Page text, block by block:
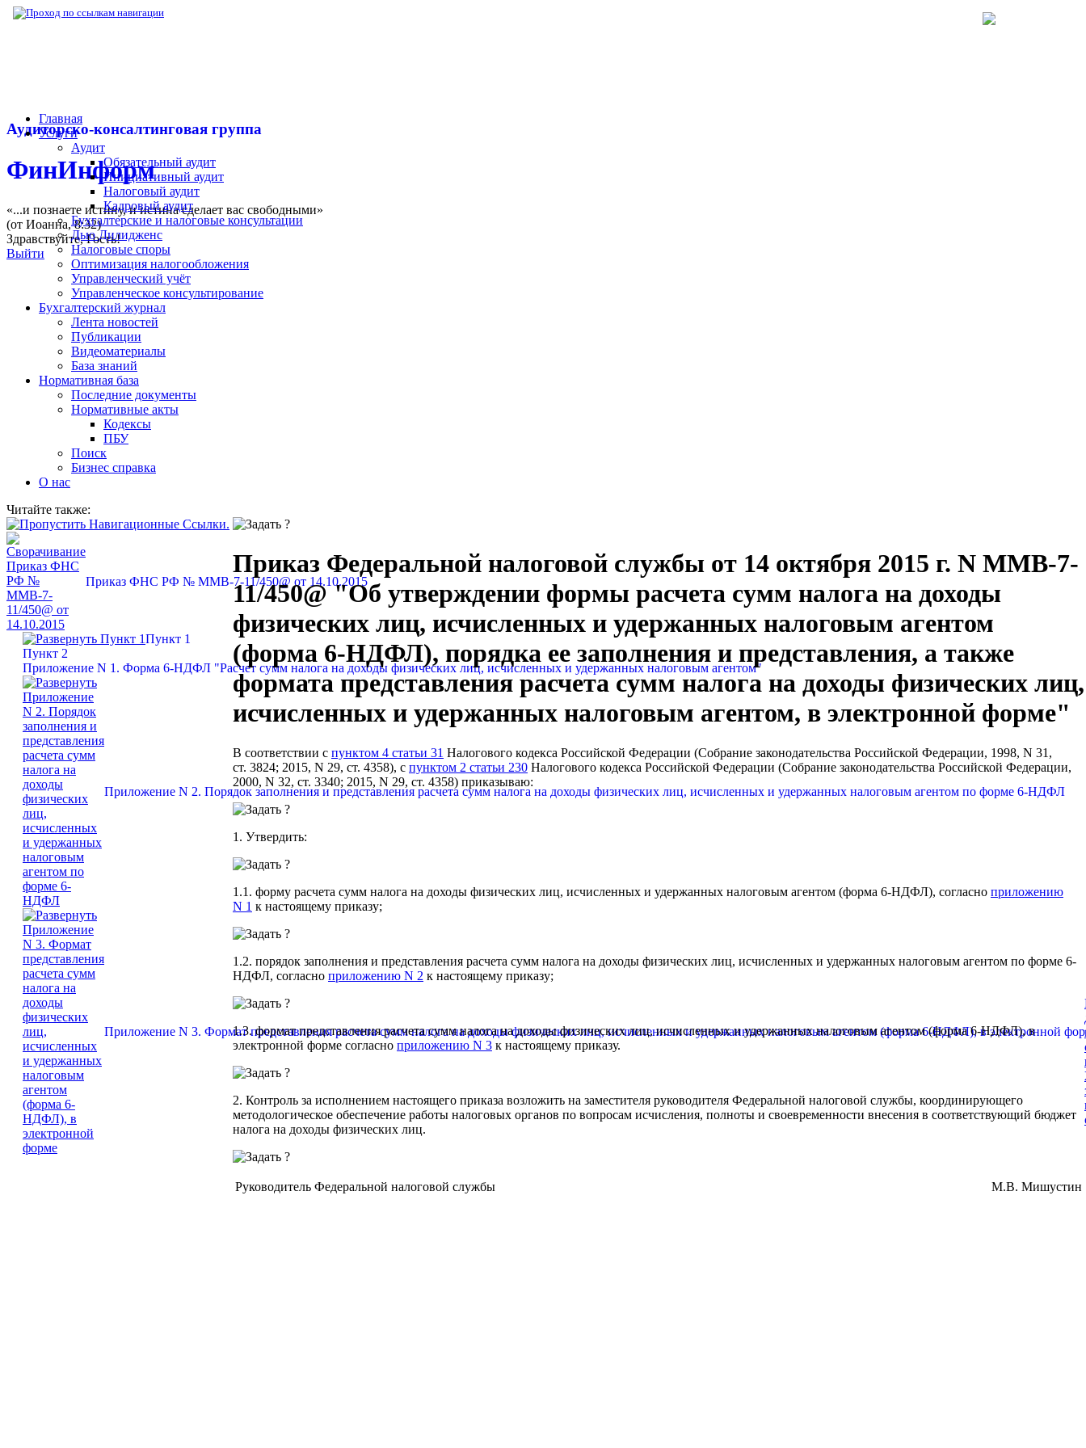
Аудиторско-консалтинговая группа
ФинИнформ
«...и познаете истину, и истина сделает вас свободными»
(от Иоанна, 8:32)
Здравствуйте,Гость!
Выйти
Главная
Услуги
Аудит
Обязательный аудит
Инициативный аудит
Налоговый аудит
Кадровый аудит
Бухгалтерские и налоговые консультации
Дью Дилидженс
Налоговые споры
Оптимизация налогообложения
Управленческий учёт
Управленческое консультирование
Бухгалтерский журнал
Лента новостей
Публикации
Видеоматериалы
База знаний
Нормативная база
Последние документы
Нормативные акты
Кодексы
ПБУ
Поиск
Бизнес справка
О нас
Читайте также:
Приказ ФНС РФ № ММВ-7-11/450@ от 14.10.2015
Пункт 1
Пункт 2
Приложение N 1. Форма 6-НДФЛ "Расчет сумм налога на доходы физических лиц, исчисленных и удержанных налоговым агентом"
Приложение N 2. Порядок заполнения и представления расчета сумм налога на доходы физических лиц, исчисленных и удержанных налоговым агентом по форме 6-НДФЛ
Приложение N 3. Формат представления расчета сумм налога на доходы физических лиц, исчисленных и удержанных налоговым агентом (форма 6-НДФЛ), в электронной
Приказ Федеральной налоговой службы от 14 октября 2015 г. N ММВ-7-
11/450@ "Об утверждении формы расчета сумм налога на доходы
физических лиц, исчисленных и удержанных налоговым агентом
(форма 6-НДФЛ), порядка ее заполнения и представления, а также
формата представления расчета сумм налога на доходы физических лиц,
исчисленных и удержанных налоговым агентом, в электронной форме"
В соответствии с пунктом 4 статьи 31 Налогового кодекса Российской Федерации (Собрание законодательства Российской Федерации, 1998, N 31,
ст. 3824; 2015, N 29, ст. 4358), с пунктом 2 статьи 230 Налогового кодекса Российской Федерации (Собрание законодательства Российской Федерации,
2000, N 32, ст. 3340; 2015, N 29, ст. 4358) приказываю:
1. Утвердить:
1.1. форму расчета сумм налога на доходы физических лиц, исчисленных и удержанных налоговым агентом (форма 6-НДФЛ), согласно приложению
N 1 к настоящему приказу;
1.2. порядок заполнения и представления расчета сумм налога на доходы физических лиц, исчисленных и удержанных налоговым агентом по форме 6-
НДФЛ, согласно приложению N 2 к настоящему приказу;
1.3. формат представления расчета сумм налога на доходы физических лиц, исчисленных и удержанных налоговым агентом (форма 6-НДФЛ), в
электронной форме согласно приложению N 3 к настоящему приказу.
2. Контроль за исполнением настоящего приказа возложить на заместителя руководителя Федеральной налоговой службы, координирующего
методологическое обеспечение работы налоговых органов по вопросам исчисления, полноты и своевременности внесения в соответствующий бюджет
налога на доходы физических лиц.
Руководитель Федеральной налоговой службы М.В. Мишустин